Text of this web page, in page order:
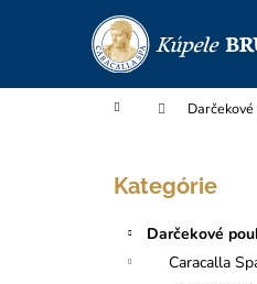
Domov
Preskočiť
kategórie
Kategórie
Darčekové
Caracalla
í
Späť
do
Späť
do